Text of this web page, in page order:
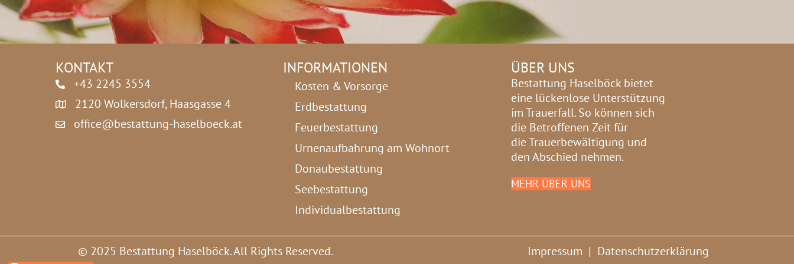
n
a
m
e
z
*
KONTAKT
+43 2245 3554
2120 Wolkersdorf, Haasgasse 4
office@bestattung-haselboeck.at
INFORMATIONEN
Kosten & Vorsorge
Erdbestattung
Feuerbestattung
Urnenaufbahrung am Wohnort
Donaubestattung
Seebestattung
Individualbestattung
ÜBER UNS
Bestattung Haselböck bietet
eine lückenlose Unterstützung
im Trauerfall. So können sich
die Betroffenen Zeit für
die Trauerbewältigung und
den Abschied nehmen.
MEHR ÜBER UNS
© 2025 Bestattung Haselböck. All Rights Reserved. Impressum | Datenschutzerklärung